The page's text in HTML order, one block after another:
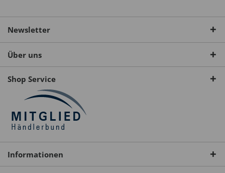
Newsletter
Über uns
Shop Service
Informationen